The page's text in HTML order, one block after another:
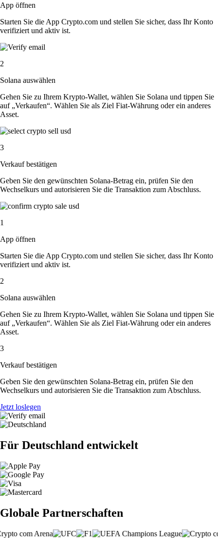
App öffnen
Starten Sie die App Crypto.com und stellen Sie sicher, dass Ihr Konto
verifiziert und aktiv ist.
2
Solana auswählen
Gehen Sie zu Ihrem Krypto-Wallet, wählen Sie Solana und tippen Sie
auf „Verkaufen“. Wählen Sie als Ziel Fiat-Währung oder ein anderes
Asset.
3
Verkauf bestätigen
Geben Sie den gewünschten Solana-Betrag ein, prüfen Sie den
Wechselkurs und autorisieren Sie die Transaktion zum Abschluss.
1
App öffnen
Starten Sie die App Crypto.com und stellen Sie sicher, dass Ihr Konto
verifiziert und aktiv ist.
2
Solana auswählen
Gehen Sie zu Ihrem Krypto-Wallet, wählen Sie Solana und tippen Sie
auf „Verkaufen“. Wählen Sie als Ziel Fiat-Währung oder ein anderes
Asset.
3
Verkauf bestätigen
Geben Sie den gewünschten Solana-Betrag ein, prüfen Sie den
Wechselkurs und autorisieren Sie die Transaktion zum Abschluss.
Jetzt loslegen
Für Deutschland entwickelt
Globale Partnerschaften